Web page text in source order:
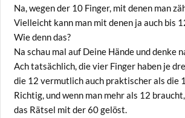
Na, wegen der 10 Finger, mit denen man
Vielleicht kann man mit denen ja auch bis
Wie denn das?
Na schau mal auf Deine Hände und denke
Ach tatsächlich, die vier Finger haben je
die 12 vermutlich auch praktischer als die
Richtig, und wenn man mehr als 12
das Rätsel mit der 60 gelöst.